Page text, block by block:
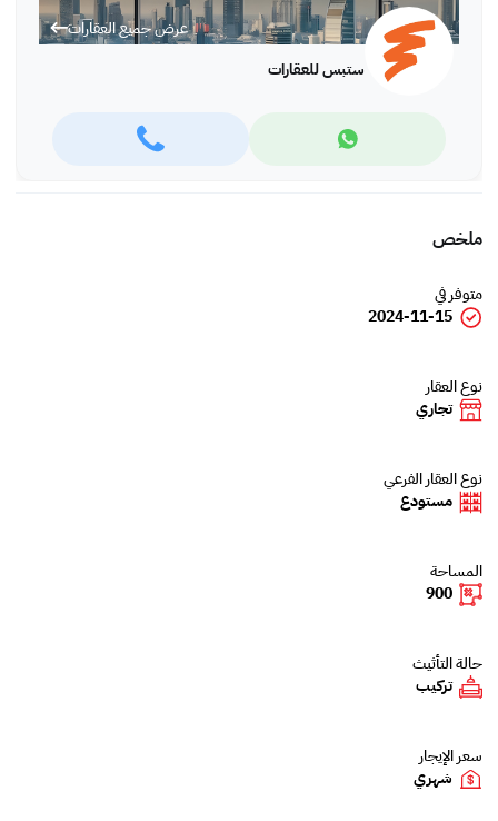
عرض جميع العقارات
ستبس للعقارات
ملخص
متوفر في
2024-11-15
نوع العقار
تجاري
نوع العقار الفرعي
مستودع
المساحة
900
حالة التأثيث
تركيب
سعر الإيجار
شهري